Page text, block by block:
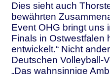
Dies sieht auch
bewährten
Event OHG bringt uns
Finals in Ostwestfalen
entwickelt.“ Nicht
Deutschen Volleyball-
„Das wahnsinnige